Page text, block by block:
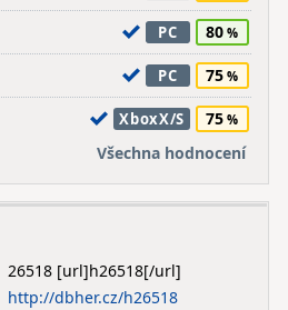
PC 80
PC 75
XboxX/S
75
Všechna hodnocení
26518
http://dbher.cz/h26518